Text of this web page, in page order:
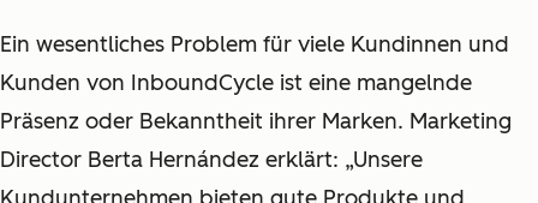
Ein wesentliches Problem für viele Kundinnen und
Kunden von InboundCycle ist eine mangelnde
Präsenz oder Bekanntheit ihrer Marken. Marketing
Director Berta Hernández erklärt: „Unsere